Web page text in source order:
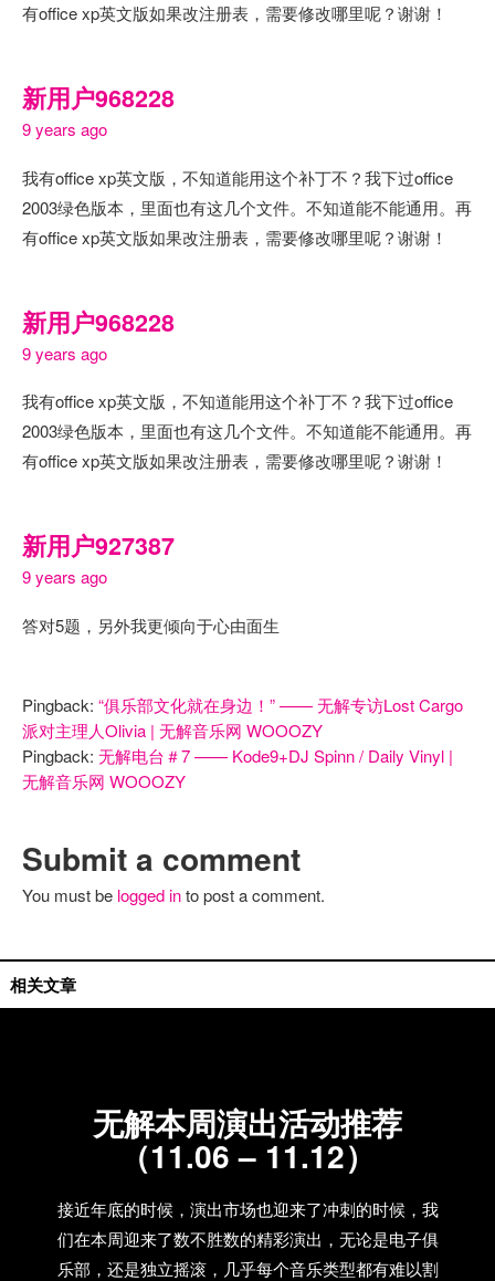
有office xp英文版如果改注册表，需要修改哪里呢？谢谢！
新用户968228
9 years ago
我有office xp英文版，不知道能用这个补丁不？我下过office
2003绿色版本，里面也有这几个文件。不知道能不能通用。再
有office xp英文版如果改注册表，需要修改哪里呢？谢谢！
新用户968228
9 years ago
我有office xp英文版，不知道能用这个补丁不？我下过office
2003绿色版本，里面也有这几个文件。不知道能不能通用。再
有office xp英文版如果改注册表，需要修改哪里呢？谢谢！
新用户927387
9 years ago
答对5题，另外我更倾向于心由面生
Pingback: “俱乐部文化就在身边！” —— 无解专访Lost Cargo
派对主理人Olivia | 无解音乐网 WOOOZY
Pingback: 无解电台＃7 —— Kode9+DJ Spinn / Daily Vinyl |
无解音乐网 WOOOZY
Submit a comment
You must be logged into post a comment.
相关文章
无解本周演出活动推荐
（11.06 – 11.12）
接近年底的时候，演出市场也迎来了冲刺的时候，我
们在本周迎来了数不胜数的精彩演出，无论是电子俱
乐部，还是独立摇滚，几乎每个音乐类型都有难以割